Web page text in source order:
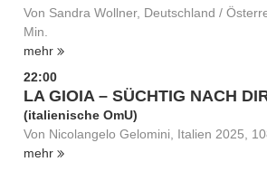
Von Sandra Wollner, Deutschland /
Min.
mehr
22:00
LA GIOIA – SÜCHTIG NACH
(italienische OmU)
Von Nicolangelo Gelomini, Italien 2025,
mehr